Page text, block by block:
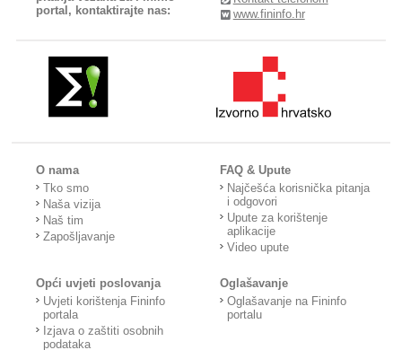
portal, kontaktirajte nas:
www.fininfo.hr
O nama
Tko smo
Naša vizija
Naš tim
Zapošljavanje
FAQ & Upute
Najčešća korisnička pitanja
i odgovori
Upute za korištenje
aplikacije
Video upute
Opći uvjeti poslovanja
Uvjeti korištenja Fininfo
portala
Izjava o zaštiti osobnih
podataka
Oglašavanje
Oglašavanje na Fininfo
portalu